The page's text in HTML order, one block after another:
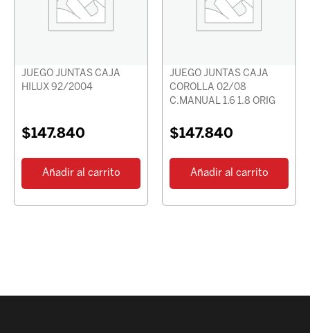
JUEGO JUNTAS CAJA
HILUX 92/2004
$147.840
Añadir al carrito
JUEGO JUNTAS CAJA
COROLLA 02/08
C.MANUAL 1.6 1.8 ORIG
$147.840
Añadir al carrito